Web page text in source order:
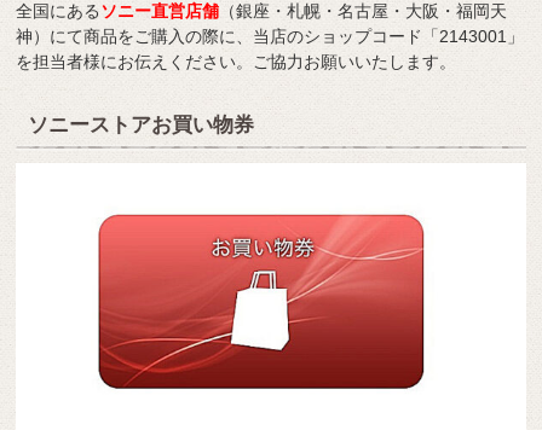
全国にあるソニー直営店舗 （銀座・札幌・名古屋・大阪・福岡天
神）にて商品をご購入の際に、当店のショップコード「2143001」
を担当者様にお伝えください。ご協力お願いいたします。
ソニーストアお買い物券